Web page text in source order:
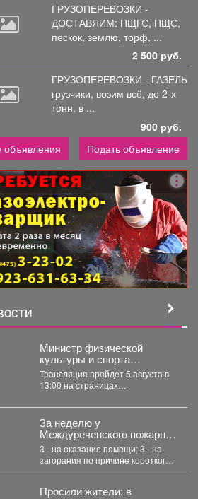
ГРУЗОПЕРЕВОЗКИ -
ДОСТАВЯИМ: ПЩГС, ПЩС,
пескок, землю, торф, ...
2 500 руб.
ГРУЗОПЕРЕВОЗКИ - ГАЗЕЛЬ
грузчики, возим всё, до 2-х
тонн, в ...
900 руб.
объявления
Подать объявление
Министр физической
культуры и спорта
Кузбасса Денис Ведягин
расскажет о развитии
спорта в регионе в прямом
эфире ЦУР.
Трансляция пройдет 5 августа в
13:00 на страницах
«ВКонтакте» и
За неделю у
Междуреченского пожарно-
спасательного отряда
было 8 выездов
3 - на оказание помощи; 3 - на
загорания по причине короткого
Просили жители: в